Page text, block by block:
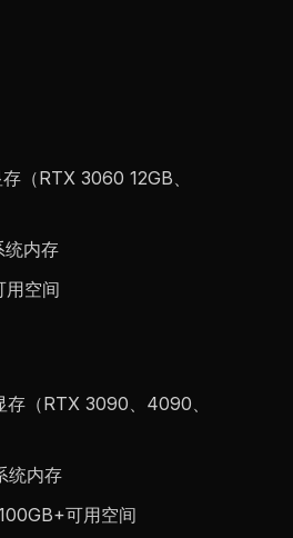
存（RTX 3060 12GB、
统内存
用空间
存（RTX 3090、4090、
统内存
可用空间